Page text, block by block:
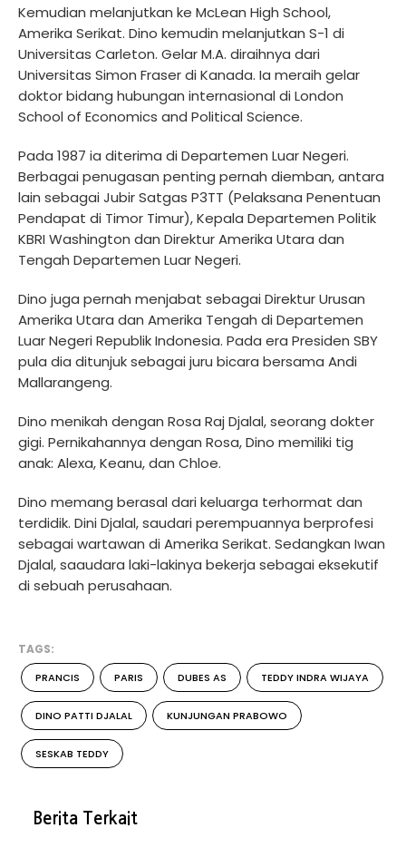
Kemudian melanjutkan ke McLean High School,
Amerika Serikat. Dino kemudin melanjutkan S-1 di
Universitas Carleton. Gelar M.A. diraihnya dari
Universitas Simon Fraser di Kanada. Ia meraih gelar
doktor bidang hubungan internasional di London
School of Economics and Political Science.
Pada 1987 ia diterima di Departemen Luar Negeri.
Berbagai penugasan penting pernah diemban, antara
lain sebagai Jubir Satgas P3TT (Pelaksana Penentuan
Pendapat di Timor Timur), Kepala Departemen Politik
KBRI Washington dan Direktur Amerika Utara dan
Tengah Departemen Luar Negeri.
Dino juga pernah menjabat sebagai Direktur Urusan
Amerika Utara dan Amerika Tengah di Departemen
Luar Negeri Republik Indonesia. Pada era Presiden SBY
pula dia ditunjuk sebagai juru bicara bersama Andi
Mallarangeng.
Dino menikah dengan Rosa Raj Djalal, seorang dokter
gigi. Pernikahannya dengan Rosa, Dino memiliki tig
anak: Alexa, Keanu, dan Chloe.
Dino memang berasal dari keluarga terhormat dan
terdidik. Dini Djalal, saudari perempuannya berprofesi
sebagai wartawan di Amerika Serikat. Sedangkan Iwan
Djalal, saaudara laki-lakinya bekerja sebagai eksekutif
di sebuah perusahaan.
TAGS:
PRANCIS PARIS DUBES AS TEDDY INDRA WIJAYA
DINO PATTI DJALAL KUNJUNGAN PRABOWO
SESKAB TEDDY
Berita Terkait